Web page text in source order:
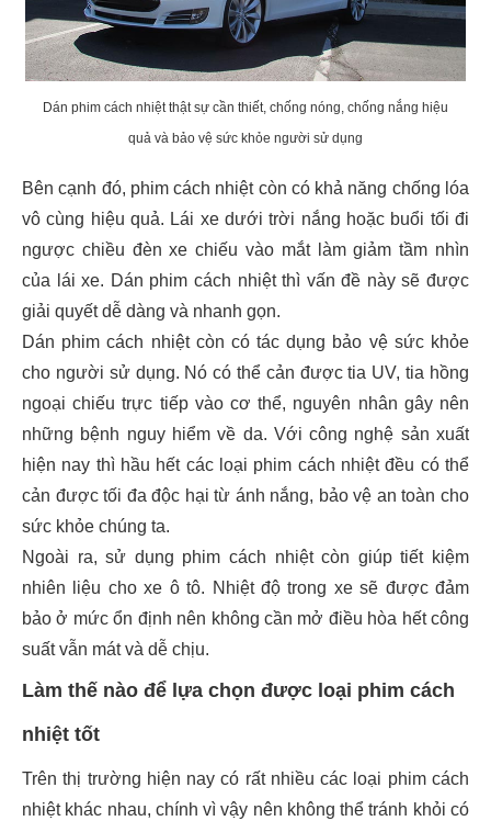
Dán phim cách nhiệt thật sự cần thiết, chống nóng, chống nắng hiệu
quả và bảo vệ sức khỏe người sử dụng
Bên cạnh đó, phim cách nhiệt còn có khả năng chống lóa
vô cùng hiệu quả. Lái xe dưới trời nắng hoặc buổi tối đi
ngược chiều đèn xe chiếu vào mắt làm giảm tầm nhìn
của lái xe. Dán phim cách nhiệt thì vấn đề này sẽ được
giải quyết dễ dàng và nhanh gọn.
Dán phim cách nhiệt còn có tác dụng bảo vệ sức khỏe
cho người sử dụng. Nó có thể cản được tia UV, tia hồng
ngoại chiếu trực tiếp vào cơ thể, nguyên nhân gây nên
những bệnh nguy hiểm về da. Với công nghệ sản xuất
hiện nay thì hầu hết các loại phim cách nhiệt đều có thể
cản được tối đa độc hại từ ánh nắng, bảo vệ an toàn cho
sức khỏe chúng ta.
Ngoài ra, sử dụng phim cách nhiệt còn giúp tiết kiệm
nhiên liệu cho xe ô tô. Nhiệt độ trong xe sẽ được đảm
bảo ở mức ổn định nên không cần mở điều hòa hết công
suất vẫn mát và dễ chịu.
Làm thế nào để lựa chọn được loại phim cách
nhiệt tốt
Trên thị trường hiện nay có rất nhiều các loại phim cách
nhiệt khác nhau, chính vì vậy nên không thể tránh khỏi có